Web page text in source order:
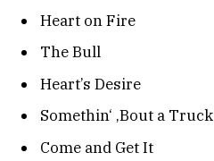
Heart on Fire
The Bull
Heart’s Desire
Somethin‘ ‚Bout a Truck
Come and Get It